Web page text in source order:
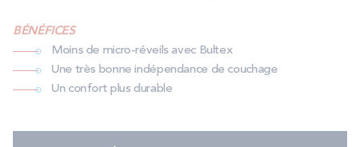
BÉNÉFICES
Moins de micro-réveils avec Bultex
Une très bonne indépendance de couchage
Un confort plus durable